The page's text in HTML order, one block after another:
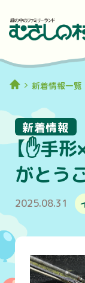
新着情報一覧
【✋手
がとう
新着情報
2025.08.31